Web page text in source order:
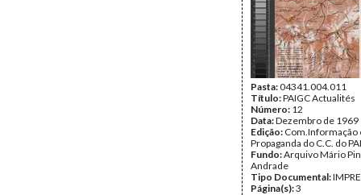
Pasta:04341.004.011
Título:PAIGC Actualités
Número: 12
Data:Dezembro de 1969
Edição: Com.Informação
Propaganda do C.C. do
Fundo:Arquivo Mário
Andrade
Tipo Documental:
Página(s):3